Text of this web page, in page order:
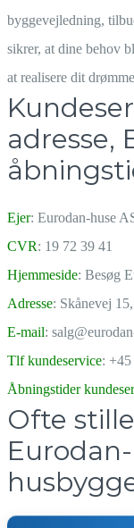
byggevejledning,
sikrer, at dine behov
at realisere dit
adresse,
Ejer: Eurodan-huse
CVR: 19 72 39 41
Hjemmeside: Besøg
Adresse: Skånevej
E-mail:
Tlf kundeservice:
Åbningstider
Ofte